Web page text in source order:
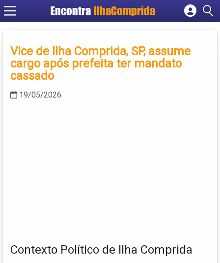
EncontraIlhaComprida
Cadastrar empresa
Criar conta
Vice de Ilha Comprida, SP, assume
cargo após prefeita ter mandato
cassado
19/05/2026
Contexto Político de Ilha Comprida